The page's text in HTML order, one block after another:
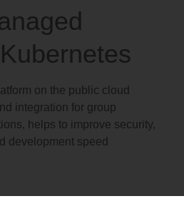
on the public cloud
integration for group
helps to improve security,
development speed